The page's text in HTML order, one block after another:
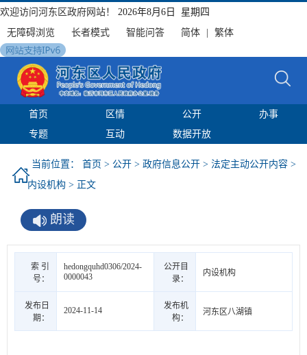
欢迎访问河东区政府网站！
2026年8月6日 星期四
无障碍浏览
长者模式 智能问答 简体 繁体
首页 区情 公开
办事
专题
互动 数据开放
当前位置： 首页 > 公开 > 政府信息公开 > 法定主动公开内容 >
内设机构 > 正文
朗读
索 引
号：
hedongquhd0306/2024-
0000043
公开目
录：
内设机构
发布日
期：
2024-11-14
发布机
构：
河东区八湖镇